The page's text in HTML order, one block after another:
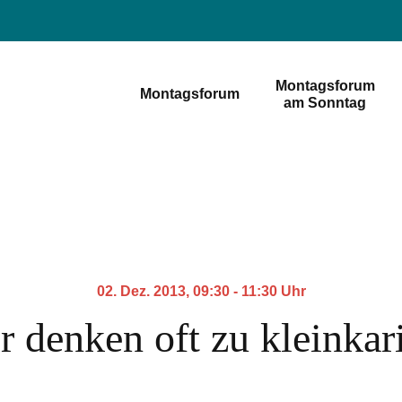
Montagsforum
Montagsforum
am Sonntag
02. Dez. 2013, 09:30 - 11:30 Uhr
denken oft zu